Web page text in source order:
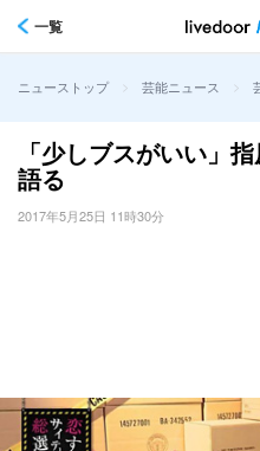
一覧
ニューストップ > 芸能ニュース >
「少しブスがいい」
語る
2017年5月25日 11時30分